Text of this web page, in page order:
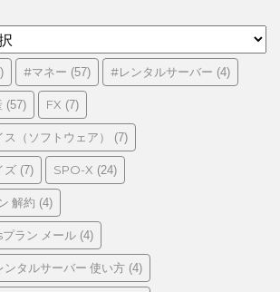
#マネー (57) #レンタルサーバー (4)
(57) FX (7)
（ソフトウェア） (7)
ズ (7) SPO-X (24)
解約 (4)
ラン メール (4)
ンタルサーバー 使い方 (4)